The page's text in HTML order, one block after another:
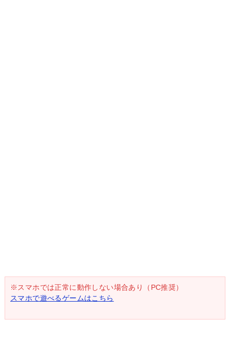
※スマホでは正常に動作しない場合あり（PC推奨）
スマホで遊べるゲームはこちら